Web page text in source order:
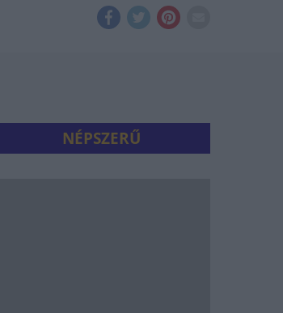
NÉPSZERŰ